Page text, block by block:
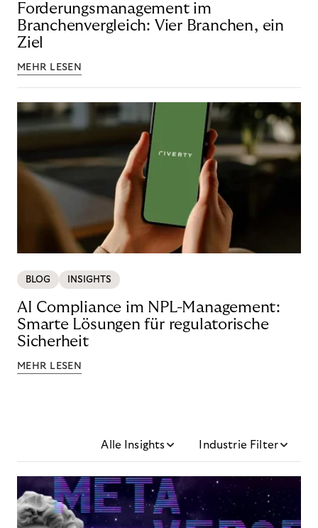
Forderungsmanagement im
Branchenvergleich: Vier Branchen, ein
Ziel
MEHR LESEN
BLOG INSIGHTS
AI Compliance im NPL-Management:
Smarte Lösungen für regulatorische
Sicherheit
MEHR LESEN
Alle Insights Industrie Filter